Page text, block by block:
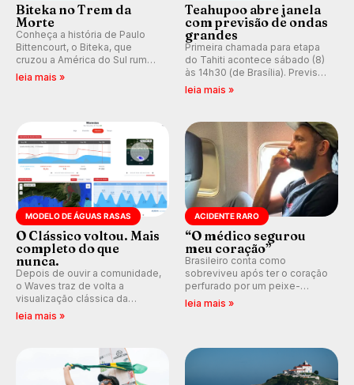
Biteka no Trem da
Morte
Conheça a história de Paulo
Bittencourt, o Biteka, que
cruzou a América do Sul rumo
ao Pacífico em uma jornada
leia mais »
Teahupoo abre janela
com previsão de ondas
grandes
Primeira chamada para etapa
do Tahiti acontece sábado (8)
às 14h30 (de Brasília). Previsão
indica swell consistente.
Kelly Slater convidado.
leia mais »
MODELO DE ÁGUAS RASAS
O Clássico voltou. Mais
completo do que
nunca.
Depois de ouvir a comunidade,
o Waves traz de volta a
visualização clássica da
previsão de águas rasas,
ondas para até 16 dias.
leia mais »
ACIDENTE RARO
“O médico segurou
meu coração”
Brasileiro conta como
sobreviveu após ter o coração
perfurado por um peixe-
agulha enquanto surfava na
leia mais »